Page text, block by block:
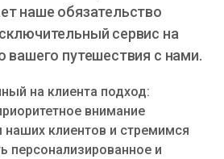
наше обязательство
сервис на
вашего путешествия с нами.
на клиента подход:
внимание
наших клиентов и стремимся
персонализированное и